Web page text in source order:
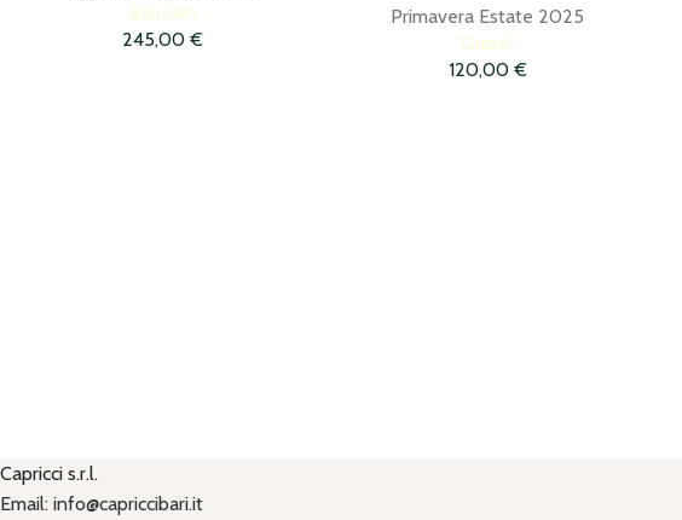
Balmain
245,00 €
Primavera Estate 2025
Diesel
120,00 €
Capricci s.r.l.
Email: info@capriccibari.it